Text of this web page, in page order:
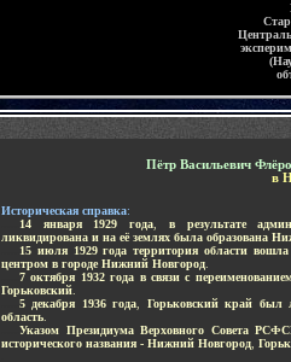
Пётр Васильевич
в
Историческая справка:
14 января 1929 года
в результате
ликвидирована и на её землях была образована
15 июля 1929 года территория области
центром в городе Нижний Новгород
7 октября 1932 года в связи с
Горьковский
5 декабря 1936 года
Горьковский край был
область
Указом Президиума Верховного Совета
исторического названия - Нижний Новгород